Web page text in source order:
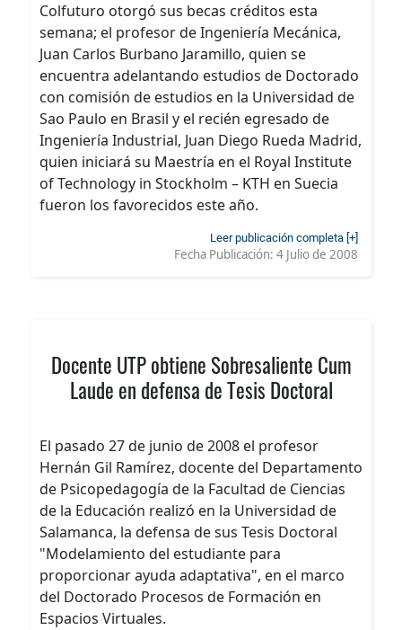
Colfuturo otorgó sus becas créditos esta
semana; el profesor de Ingeniería Mecánica,
Juan Carlos Burbano Jaramillo, quien se
encuentra adelantando estudios de Doctorado
con comisión de estudios en la Universidad de
Sao Paulo en Brasil y el recién egresado de
Ingeniería Industrial, Juan Diego Rueda Madrid,
quien iniciará su Maestría en el Royal Institute
of Technology in Stockholm – KTH en Suecia
fueron los favorecidos este año.
Leer publicación completa [+]
Fecha Publicación: 4 Julio de 2008
Docente UTP obtiene Sobresaliente Cum
Laude en defensa de Tesis Doctoral
El pasado 27 de junio de 2008 el profesor
Hernán Gil Ramírez, docente del Departamento
de Psicopedagogía de la Facultad de Ciencias
de la Educación realizó en la Universidad de
Salamanca, la defensa de sus Tesis Doctoral
"Modelamiento del estudiante para
proporcionar ayuda adaptativa", en el marco
del Doctorado Procesos de Formación en
Espacios Virtuales.